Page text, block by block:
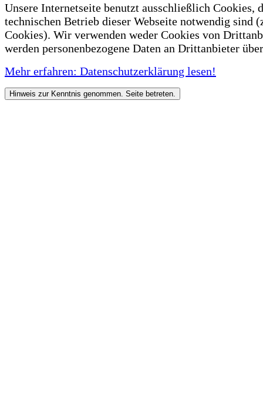
Unsere Internetseite benutzt ausschließlich Cookies,
technischen Betrieb dieser Webseite notwendig sind
Cookies). Wir verwenden weder Cookies von
werden personenbezogene Daten an Drittanbieter
Mehr erfahren: Datenschutzerklärung lesen!
Hinweis zur Kenntnis genommen. Seite betreten.